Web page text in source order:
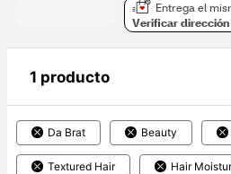
Entrega el
Verificar dirección
1 producto
Da Brat Beauty
Textured Hair Hair